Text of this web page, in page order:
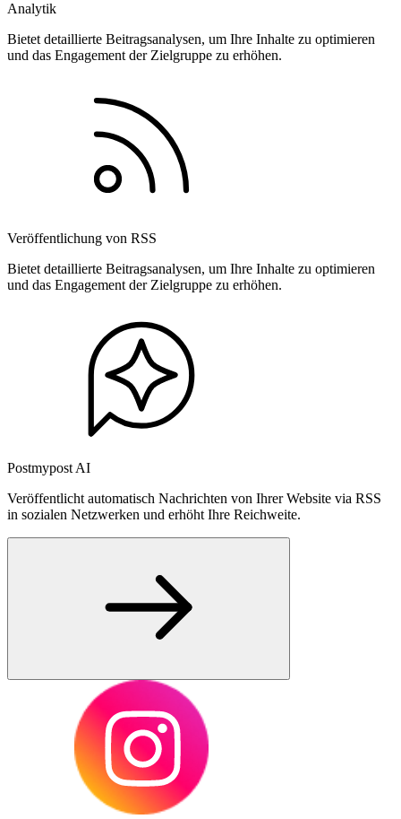
Analytik
Bietet detaillierte Beitragsanalysen, um Ihre Inhalte zu optimieren
und das Engagement der Zielgruppe zu erhöhen.
Veröffentlichung von RSS
Bietet detaillierte Beitragsanalysen, um Ihre Inhalte zu optimieren
und das Engagement der Zielgruppe zu erhöhen.
Postmypost AI
Veröffentlicht automatisch Nachrichten von Ihrer Website via RSS
in sozialen Netzwerken und erhöht Ihre Reichweite.